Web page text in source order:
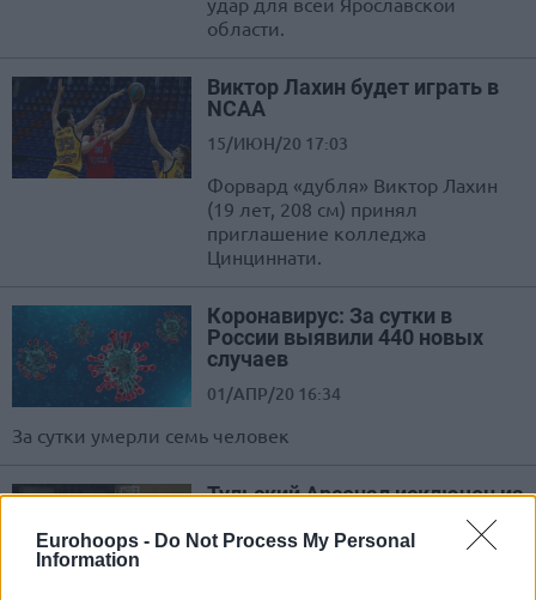
Eurohoops - Do Not Process My Personal
Information
области.
Виктор Лахин будет играть в
NCAA
15/ИЮН/20 17:03
Форвард «дубля» Виктор Лахин
(19 лет, 208 см) принял
приглашение колледжа
Цинциннати.
Коронавирус: За сутки в
России выявили 440 новых
случаев
01/АПР/20 16:34
За сутки умерли семь человек
Тульский Арсенал исключен из
Суперлиги за договорной матч
(ВИДЕО)